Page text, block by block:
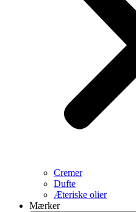
Cremer
Dufte
Æteriske olier
Mærker